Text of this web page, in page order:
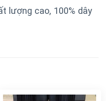
lượng cao, 100% dây